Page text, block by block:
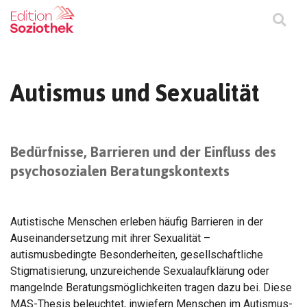
Autismus und Sexualität
Bedürfnisse, Barrieren und der Einfluss des
psychosozialen Beratungskontexts
Autistische Menschen erleben häufig Barrieren in der
Auseinandersetzung mit ihrer Sexualität –
autismusbedingte Besonderheiten, gesellschaftliche
Stigmatisierung, unzureichende Sexualaufklärung oder
mangelnde Beratungsmöglichkeiten tragen dazu bei. Diese
MAS-Thesis beleuchtet, inwiefern Menschen im Autismus-